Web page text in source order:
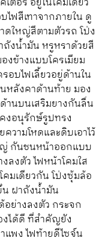
ฟสีเทาจากภายใน ดู
ใหญ่สีตามตัวรถ โป่ง
งน้ำมัน หรูหราด้วยสี
ข้างแบบโครเมียม
อบไฟเลี้ยวอยู่ด้านใน
หลังคาด้านท้าย มอง
านบนเสริมยางกันลื่น
งอนุรักษ์รูปทรง
วามโหดและดิบเอาไว้
กันชนหน้าออกแบบ
ลงตัว ไฟหน้าโคมใส
มเดียวกัน โป่งซุ้มล้อ
ฝาถังน้ำมัน
ย่างลงตัว กระจก
ได้ดี ที่สำคัญยัง
แพง ไฟท้ายดีไซจ์น